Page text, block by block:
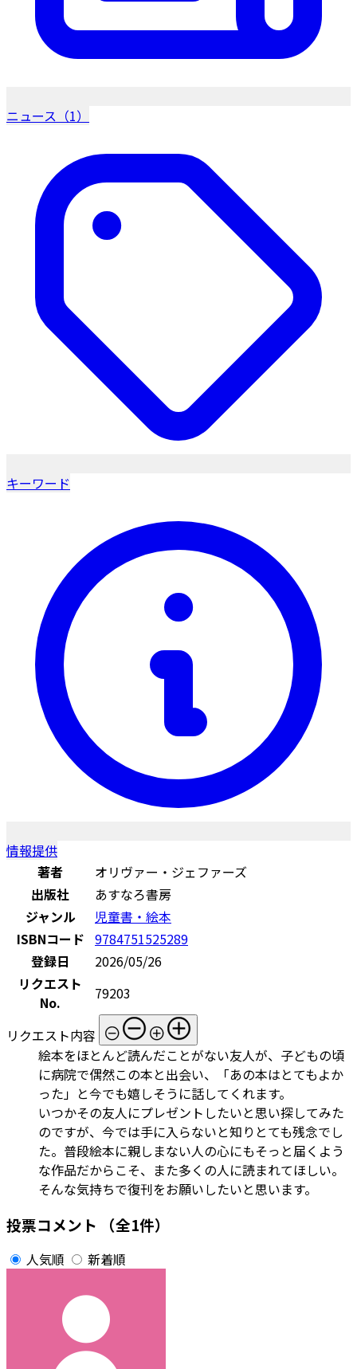
ニュース（1）
キーワード
情報提供
著者
オリヴァー・ジェファーズ
出版社
あすなろ書房
ジャンル
児童書・絵本
ISBNコード 9784751525289
登録日
2026/05/26
リクエスト
No.
79203
リクエスト内容
絵本をほとんど読んだことがない友人が、子どもの頃
に病院で偶然この本と出会い、「あの本はとてもよか
った」と今でも嬉しそうに話してくれます。
いつかその友人にプレゼントしたいと思い探してみた
のですが、今では手に入らないと知りとても残念でし
た。普段絵本に親しまない人の心にもそっと届くよう
な作品だからこそ、また多くの人に読まれてほしい。
そんな気持ちで復刊をお願いしたいと思います。
投票コメント （全1件）
人気順 新着順